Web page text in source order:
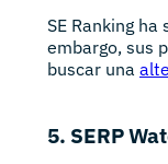
SE Ranking
embargo, sus
buscar una
5. SERP